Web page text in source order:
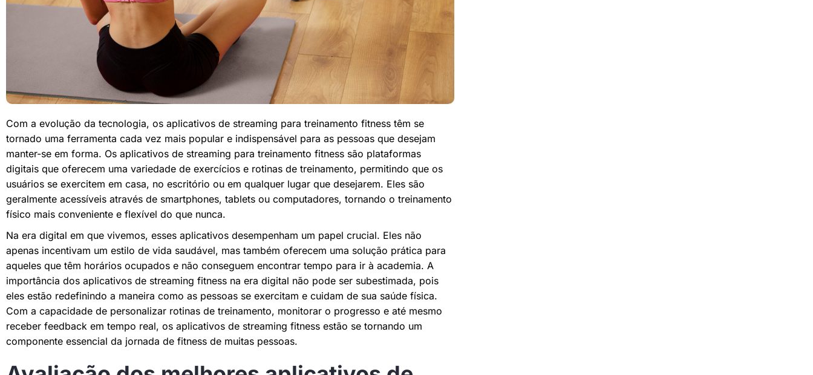
Com a evolução da tecnologia, os aplicativos de streaming para treinamento fitness têm se
tornado uma ferramenta cada vez mais popular e indispensável para as pessoas que desejam
manter-se em forma. Os aplicativos de streaming para treinamento fitness são plataformas
digitais que oferecem uma variedade de exercícios e rotinas de treinamento, permitindo que os
usuários se exercitem em casa, no escritório ou em qualquer lugar que desejarem. Eles são
geralmente acessíveis através de smartphones, tablets ou computadores, tornando o treinamento
físico mais conveniente e flexível do que nunca.
Na era digital em que vivemos, esses aplicativos desempenham um papel crucial. Eles não
apenas incentivam um estilo de vida saudável, mas também oferecem uma solução prática para
aqueles que têm horários ocupados e não conseguem encontrar tempo para ir à academia. A
importância dos aplicativos de streaming fitness na era digital não pode ser subestimada, pois
eles estão redefinindo a maneira como as pessoas se exercitam e cuidam de sua saúde física.
Com a capacidade de personalizar rotinas de treinamento, monitorar o progresso e até mesmo
receber feedback em tempo real, os aplicativos de streaming fitness estão se tornando um
componente essencial da jornada de fitness de muitas pessoas.